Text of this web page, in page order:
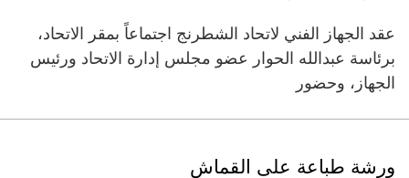
عقد الجهاز الفني لاتحاد الشطرنج اجتماعاً بمقر الاتحاد،
برئاسة عبدالله الحوار عضو مجلس إدارة الاتحاد ورئيس
الجهاز، وحضور
‏ورشة طباعة على القماش‏